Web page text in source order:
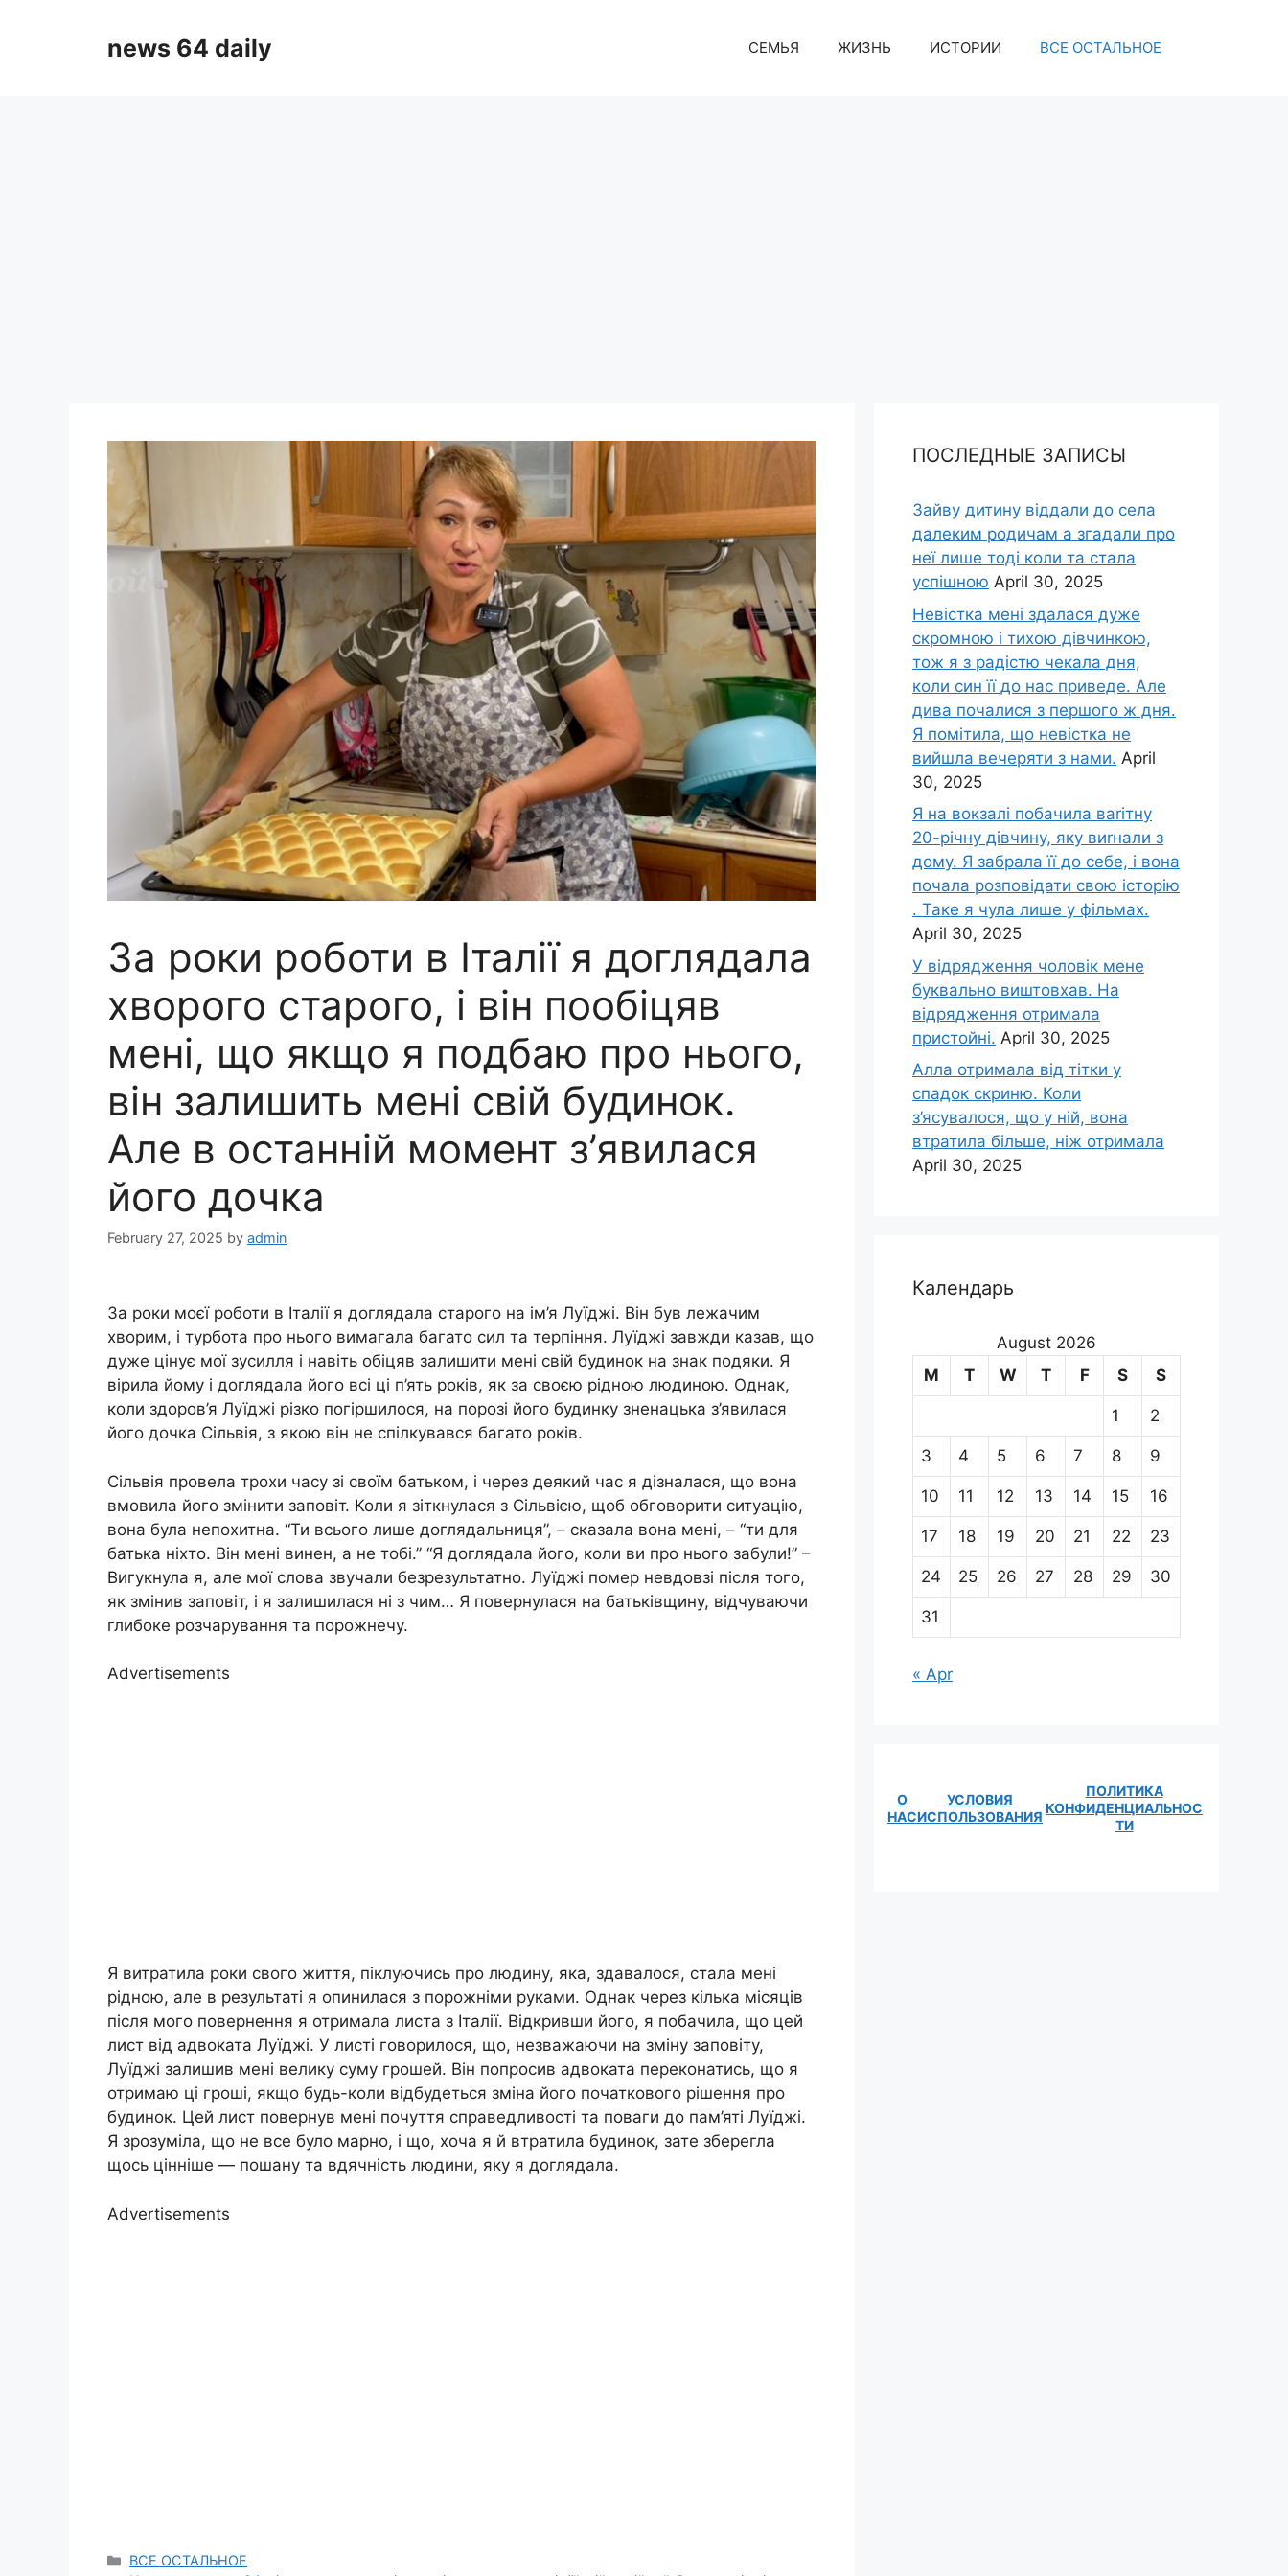
news 64 daily СЕМЬЯ ЖИЗНЬ ИСТОРИИ ВСЕ ОСТАЛЬНОЕ
За роки роботи в Італії я доглядала
хворого старого, і він пообіцяв
мені, що якщо я подбаю про нього,
він залишить мені свій будинок.
Але в останній момент з’явилася
його дочка
February 27, 2025 by admin
За роки моєї роботи в Італії я доглядала старого на ім’я Луїджі. Він був лежачим
хворим, і турбота про нього вимагала багато сил та терпіння. Луїджі завжди казав, що
дуже цінує мої зусилля і навіть обіцяв залишити мені свій будинок на знак подяки. Я
вірила йому і доглядала його всі ці п’ять років, як за своєю рідною людиною. Однак,
коли здоров’я Луїджі різко погіршилося, на порозі його будинку зненацька з’явилася
його дочка Сільвія, з якою він не спілкувався багато років.
Сільвія провела трохи часу зі своїм батьком, і через деякий час я дізналася, що вона
вмовила його змінити заповіт. Коли я зіткнулася з Сільвією, щоб обговорити ситуацію,
вона була непохитна. “Ти всього лише доглядальниця”, – сказала вона мені, – “ти для
батька ніхто. Він мені винен, а не тобі.” “Я доглядала його, коли ви про нього забули!” –
Вигукнула я, але мої слова звучали безрезультатно. Луїджі помер невдовзі після того,
як змінив заповіт, і я залишилася ні з чим… Я повернулася на батьківщину, відчуваючи
глибоке розчарування та порожнечу.
Advertisements
Я витратила роки свого життя, піклуючись про людину, яка, здавалося, стала мені
рідною, але в результаті я опинилася з порожніми руками. Однак через кілька місяців
після мого повернення я отримала листа з Італії. Відкривши його, я побачила, що цей
лист від адвоката Луїджі. У листі говорилося, що, незважаючи на зміну заповіту,
Луїджі залишив мені велику суму грошей. Він попросив адвоката переконатись, що я
отримаю ці гроші, якщо будь-коли відбудеться зміна його початкового рішення про
будинок. Цей лист повернув мені почуття справедливості та поваги до пам’яті Луїджі.
Я зрозуміла, що не все було марно, і що, хоча я й втратила будинок, зате зберегла
щось цінніше — пошану та вдячність людини, яку я доглядала.
Advertisements
Categories
ВСЕ ОСТАЛЬНОЕ
ПОСЛЕДНЫЕ ЗАПИСЫ
Зайву дитину віддали до села
далеким родичам а згадали про
неї лише тоді коли та стала
успішною April 30, 2025
Невістка мені здалася дуже
скромною і тихою дівчинкою,
тож я з радістю чекала дня,
коли син її до нас приведе. Але
дива почалися з першого ж дня.
Я помітила, що невістка не
вийшла вечеряти з нами. April
30, 2025
Я на вокзалі побачила ваrітну
20-річну дівчину, яку виrнали з
дому. Я забрала її до себе, і вона
почала розповідати свою історію
. Таке я чула лише у фільмах.
April 30, 2025
У відрядження чоловік мене
буквально виштовхав. На
відрядження отримала
пристойні. April 30, 2025
Алла отримала від тітки у
спадок скриню. Коли
з’ясувалося, що у ній, вона
втратила більше, ніж отримала
April 30, 2025
Календарь
August 2026
M
T W T F S S
1 2
3 4 5 6 7 8 9
10 11 12 13 14 15 16
17 18 19 20 21 22 23
24 25 26 27 28 29 30
31
« Apr
О
НАС
УСЛОВИЯ
ИСПОЛЬЗОВАНИЯ
ПОЛИТИКА
КОНФИДЕНЦИАЛЬНОС
ТИ